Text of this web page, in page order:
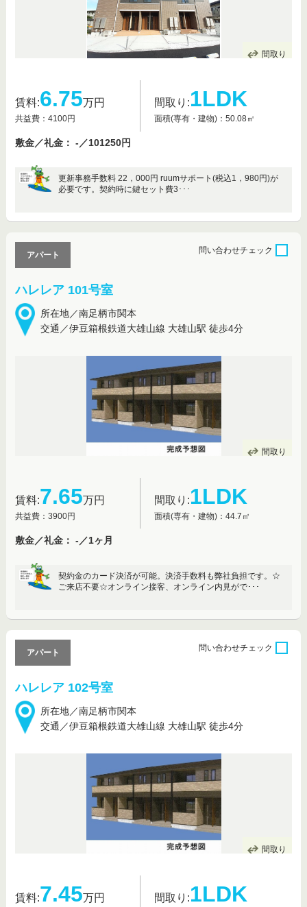
間取り
賃料:6.75万円
共益費：4100円
間取り:1LDK
面積(専有・建物)：50.08㎡
敷金／礼金： -／101250円
更新事務手数料 22，000円 ruumサポート(税込1，980円)が
必要です。契約時に鍵セット費3･･･
ハレレア 101号室
所在地／南足柄市関本
交通／伊豆箱根鉄道大雄山線 大雄山駅 徒歩4分
アパート
問い合わせチェック
間取り
賃料:7.65万円
共益費：3900円
間取り:1LDK
面積(専有・建物)：44.7㎡
敷金／礼金： -／1ヶ月
契約金のカード決済が可能。決済手数料も弊社負担です。☆
ご来店不要☆オンライン接客、オンライン内見がで･･･
ハレレア 102号室
所在地／南足柄市関本
交通／伊豆箱根鉄道大雄山線 大雄山駅 徒歩4分
アパート
問い合わせチェック
間取り
賃料:7.45万円 間取り:1LDK